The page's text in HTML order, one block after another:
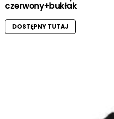
czerwony+bukłak
DOSTĘPNY TUTAJ